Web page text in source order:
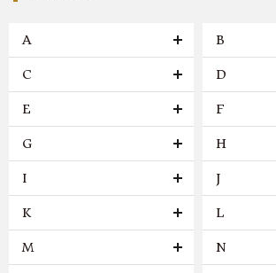
A B
C D
E F
G H
I J
K L
M N